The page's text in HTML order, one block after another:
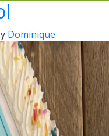
Dominique